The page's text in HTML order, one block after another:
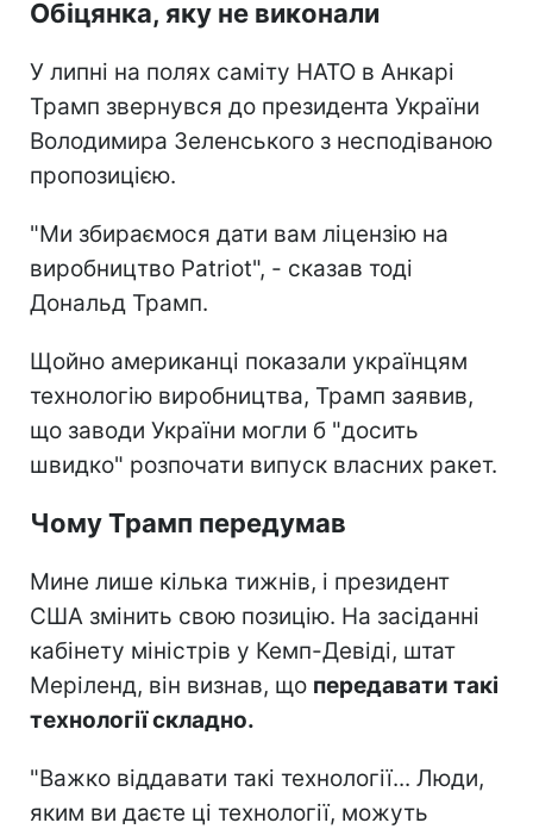
Обіцянка, яку не виконали
У липні на полях саміту НАТО в Анкарі
Трамп звернувся до президента України
Володимира Зеленського з несподіваною
пропозицією.
"Ми збираємося дати вам ліцензію на
виробництво Patriot", - сказав тоді
Дональд Трамп.
Щойно американці показали українцям
технологію виробництва, Трамп заявив,
що заводи України могли б "досить
швидко" розпочати випуск власних ракет.
Чому Трамп передумав
Мине лише кілька тижнів, і президент
США змінить свою позицію. На засіданні
кабінету міністрів у Кемп-Девіді, штат
Меріленд, він визнав, що передавати такі
технології складно.
"Важко віддавати такі технології... Люди,
яким ви даєте ці технології, можуть